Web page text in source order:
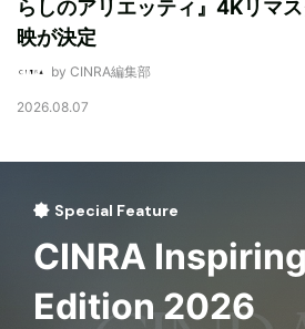
らしのアリエッティ』4Kリマ
映が決定
by CINRA編集部
2026.08.07
Special Feature
CINRA
Edition 2026